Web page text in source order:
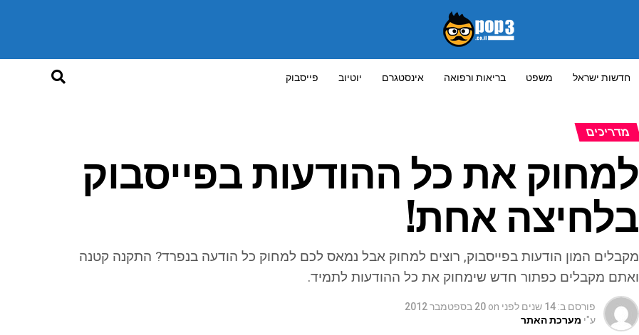
חדשות ישראל משפט בריאות ורפואה אינסטגרם יוטיוב פייסבוק
מדריכים
למחוק את כל ההודעות בפייסבוק
בלחיצה אחת!
מקבלים המון הודעות בפייסבוק, רוצים למחוק אבל נמאס לכם למחוק כל הודעה בנפרד? התקנה קטנה
ואתם מקבלים כפתור חדש שימחוק את כל ההודעות לתמיד.
פורסם ב: 14 שנים לפני on 20 בספטמבר 2012
ע"י מערכת האתר